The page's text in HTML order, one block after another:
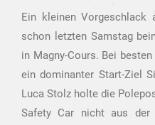
Ein kleinen Vorgeschlack
schon letzten Samstag
in Magny-Cours. Bei
ein dominanter Start-Ziel
Luca Stolz holte die
Safety Car nicht aus der